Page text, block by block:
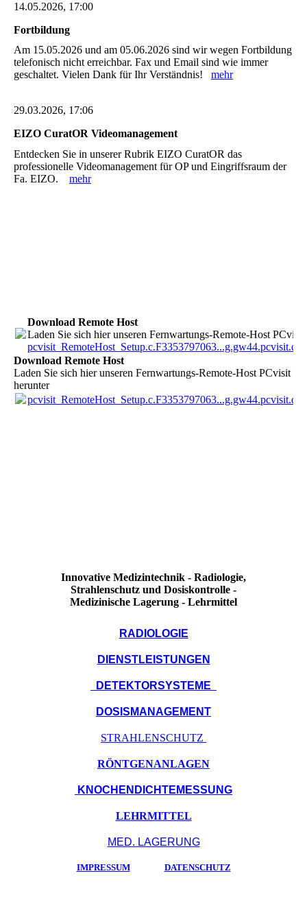
14.05.2026, 17:00
Fortbildung
Am 15.05.2026 und am 05.06.2026 sind wir wegen Fortbildung
telefonisch nicht erreichbar. Fax und Email sind wie immer
geschaltet. Vielen Dank für Ihr Verständnis! mehr
29.03.2026, 17:06
EIZO CuratOR Videomanagement
Entdecken Sie in unserer Rubrik EIZO CuratOR das
professionelle Videomanagement für OP und Eingriffsraum der
Fa. EIZO. mehr
Download Remote Host
Laden Sie sich hier unseren Fernwartungs-Remote-Host PCvisit
Download Remote Host
Laden Sie sich hier unseren Fernwartungs-Remote-Host PCvisit
herunter
Innovative Medizintechnik - Radiologie,
Strahlenschutz und Dosiskontrolle -
Medizinische Lagerung - Lehrmittel
RADIOLOGIE
DIENSTLEISTUNGEN
DETEKTORSYSTEME
DOSISMANAGEMENT
STRAHLENSCHUTZ
RÖNTGENANLAGEN
KNOCHENDICHTEMESSUNG
LEHRMITTEL
MED. LAGERUNG
IMPRESSUM DATENSCHUTZ